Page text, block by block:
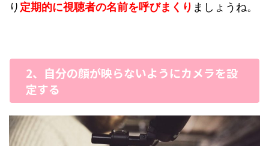
り 定期的に視聴者の名前を呼びまくり ましょうね。
2、自分の顔が映らないようにカメラを設
定する